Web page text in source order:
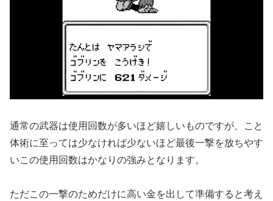
通常の武器は使用回数が多いほど嬉しいものですが、こと
体術に至っては少なければ少ないほど最後一撃を放ちやす
いこの使用回数はかなりの強みとなります。
ただこの一撃のためだけに高い金を出して準備すると考え